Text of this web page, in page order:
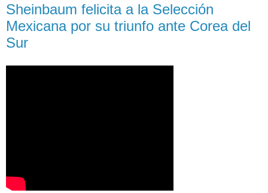
Sheinbaum felicita a la Selección
Mexicana por su triunfo ante Corea del
Sur